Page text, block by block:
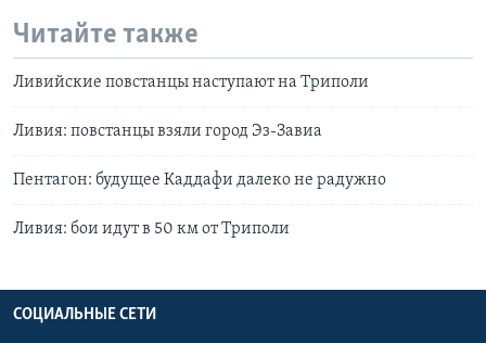
Читайте также
Ливийские повстанцы наступают на Триполи
Ливия: повстанцы взяли город Эз-Завиа
Пентагон: будущее Каддафи далеко не радужно
Ливия: бои идут в 50 км от Триполи
СОЦИАЛЬНЫЕ СЕТИ